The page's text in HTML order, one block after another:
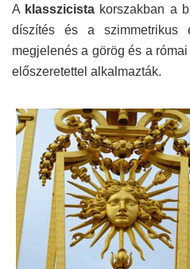
A klasszicista korszakban a
díszítés és a szimmetrikus
megjelenés a görög és a
előszeretettel alkalmazták.